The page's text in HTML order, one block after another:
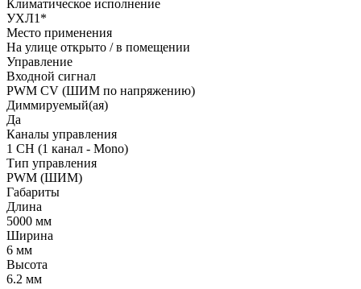
Климатическое исполнение
УХЛ1*
Место применения
На улице открыто / в помещении
Управление
Входной сигнал
PWM СV (ШИМ по напряжению)
Диммируемый(ая)
Да
Каналы управления
1 CH (1 канал - Mono)
Тип управления
PWM (ШИМ)
Габариты
Длина
5000 мм
Ширина
6 мм
Высота
6.2 мм